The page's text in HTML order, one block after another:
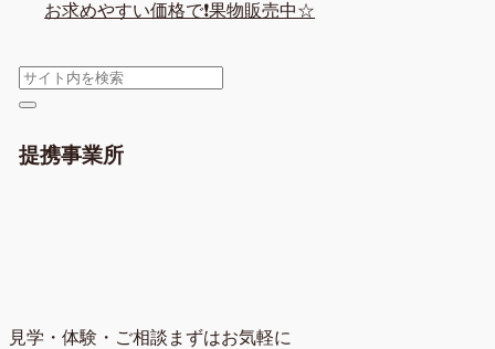
お求めやすい価格で❗果物販売中☆
提携事業所
見学・体験・ご相談 まずはお気軽に